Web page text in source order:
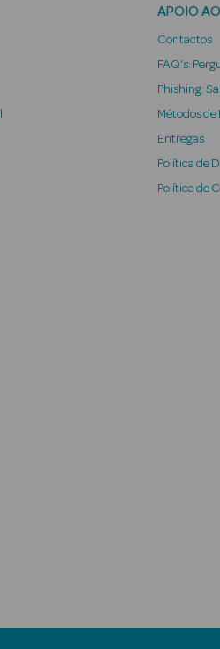
APOIO
Contactos
FAQ's:
Phishing:
Métodos
Entregas
Política de
Política de